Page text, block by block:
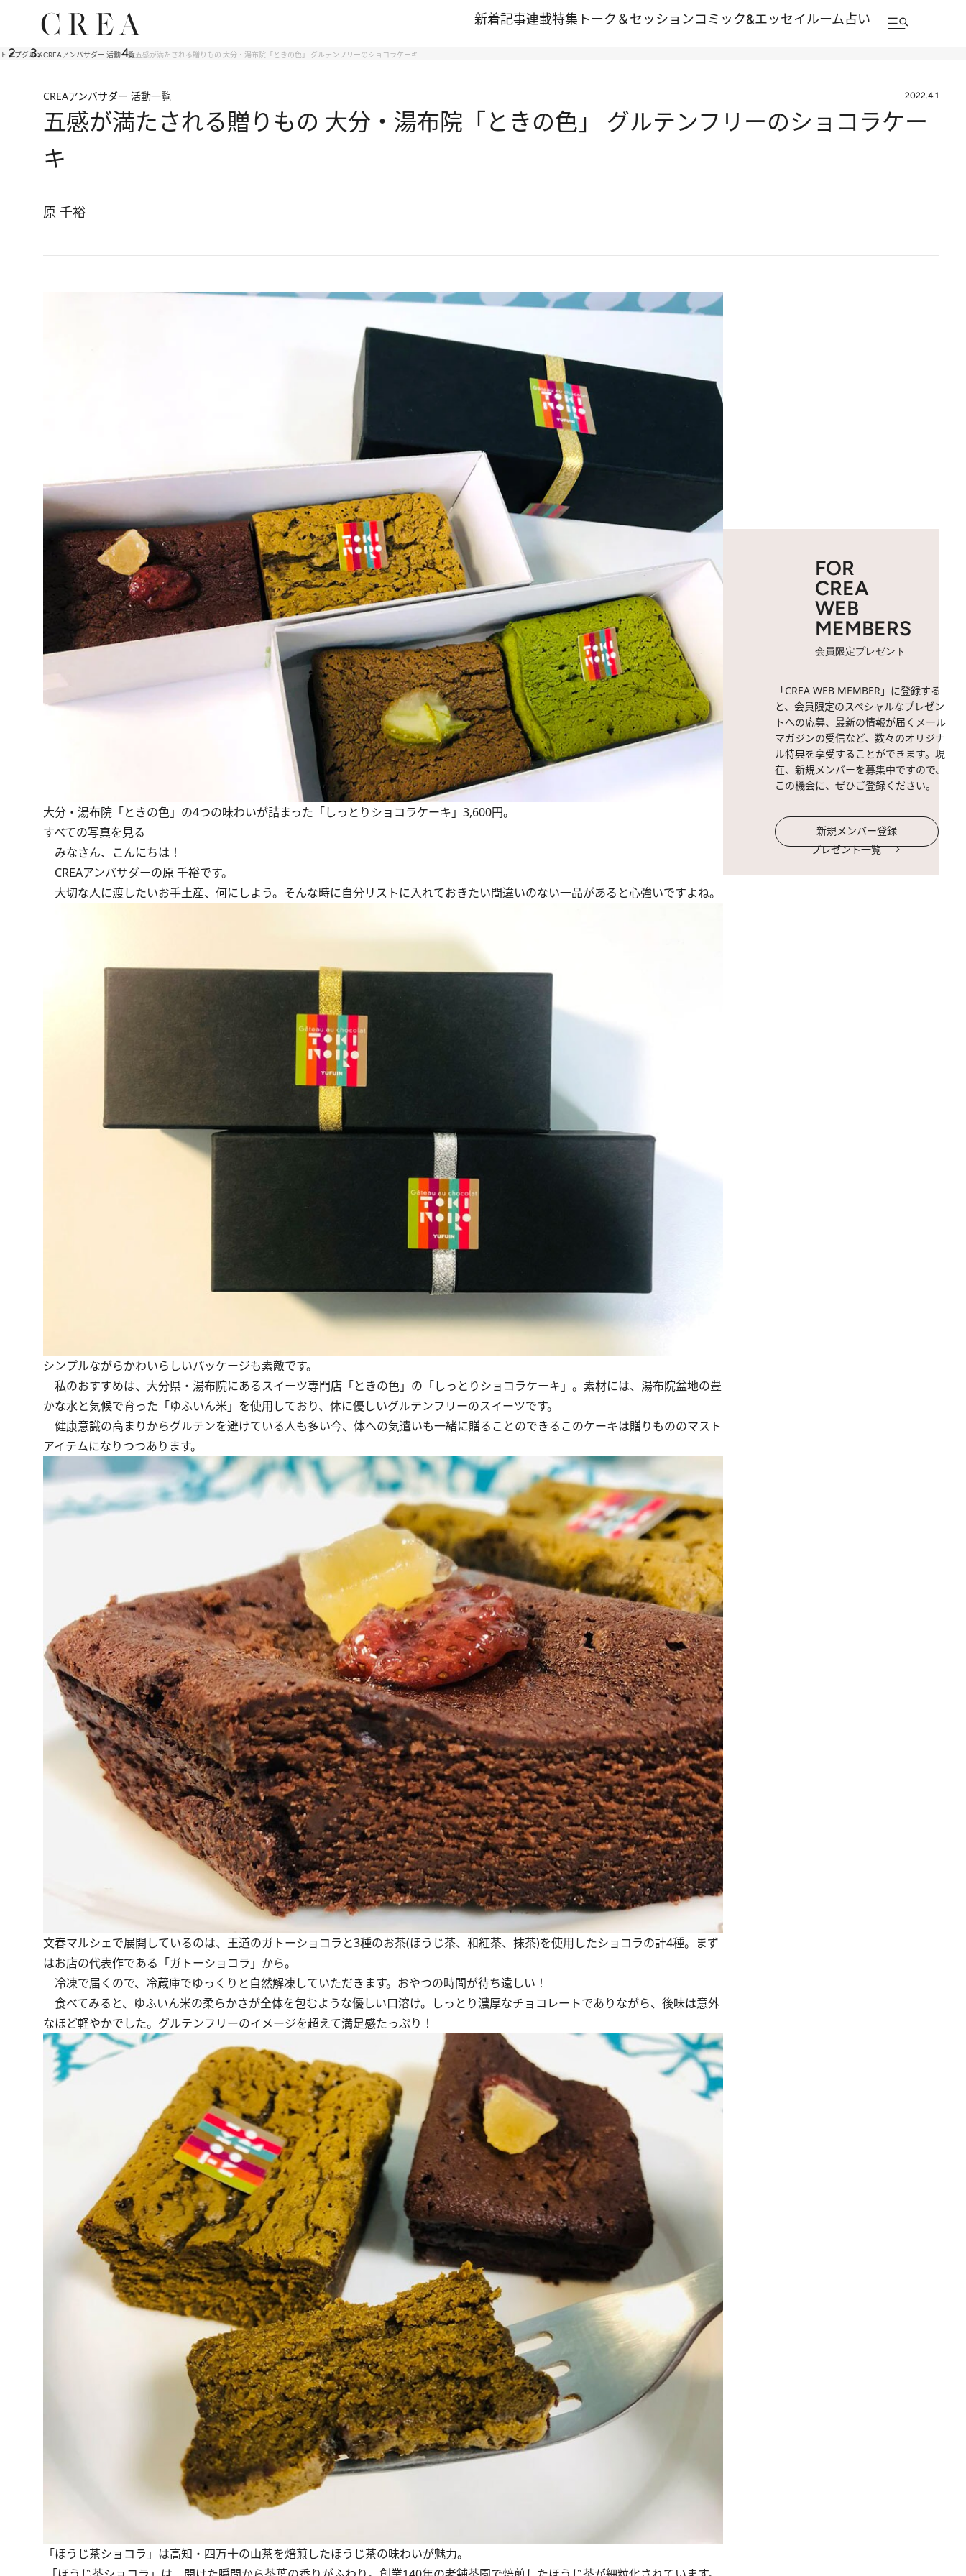
新着記事連載特集 トーク＆セッションコミック&エッセイルーム占い
トップグルメCREAアンバサダー 活動一覧五感が満たされる贈りもの 大分・湯布院「ときの色」 グルテンフリーのショコラケーキ
CREAアンバサダー 活動一覧 2022.4.1
五感が満たされる贈りもの 大分・湯布院「ときの色」 グルテンフリーのショコラケー
キ
原 千裕
大分・湯布院「ときの色」の4つの味わいが詰まった「しっとりショコラケーキ」3,600円。
すべての写真を見る
みなさん、こんにちは！
CREAアンバサダーの原 千裕です。
大切な人に渡したいお手土産、何にしよう。そんな時に自分リストに入れておきたい間違いのない一品があると心強いですよね。
シンプルながらかわいらしいパッケージも素敵です。
私のおすすめは、大分県・湯布院にあるスイーツ専門店「ときの色」の「しっとりショコラケーキ」。素材には、湯布院盆地の豊
かな水と気候で育った「ゆふいん米」を使用しており、体に優しいグルテンフリーのスイーツです。
健康意識の高まりからグルテンを避けている人も多い今、体への気遣いも一緒に贈ることのできるこのケーキは贈りもののマスト
アイテムになりつつあります。
文春マルシェで展開しているのは、王道のガトーショコラと3種のお茶(ほうじ茶、和紅茶、抹茶)を使用したショコラの計4種。まず
はお店の代表作である「ガトーショコラ」から。
冷凍で届くので、冷蔵庫でゆっくりと自然解凍していただきます。おやつの時間が待ち遠しい！
食べてみると、ゆふいん米の柔らかさが全体を包むような優しい口溶け。しっとり濃厚なチョコレートでありながら、後味は意外
なほど軽やかでした。グルテンフリーのイメージを超えて満足感たっぷり！
「ほうじ茶ショコラ」は高知・四万十の山茶を焙煎したほうじ茶の味わいが魅力。
FOR
CREA
WEB
MEMBERS
会員限定プレゼント
「CREA WEB MEMBER」に登録する
と、会員限定のスペシャルなプレゼン
トへの応募、最新の情報が届くメール
マガジンの受信など、数々のオリジナ
ル特典を享受することができます。現
在、新規メンバーを募集中ですので、
この機会に、ぜひご登録ください。
新規メンバー登録
プレゼント一覧